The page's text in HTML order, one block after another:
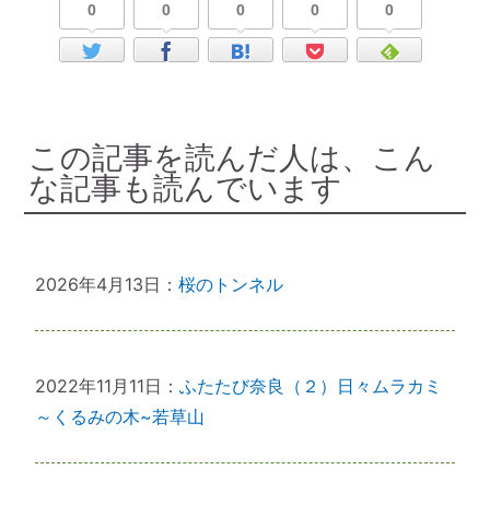
0 0 0 0 0
この記事を読んだ人は、こん
な記事も読んでいます
2026年4月13日：桜のトンネル
2022年11月11日：ふたたび奈良（２）日々ムラカミ
～くるみの木~若草山